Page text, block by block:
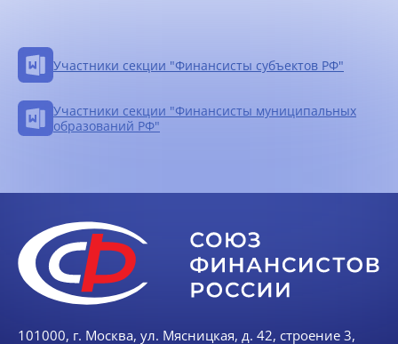
Участники секции "Финансисты субъектов РФ"
Участники секции "Финансисты муниципальных
образований РФ"
101000, г. Москва, ул. Мясницкая, д. 42, строение 3,